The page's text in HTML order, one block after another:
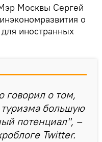
Москвы Сергей
о
иностранных
говорил о том,
туризма большую
потенциал", –
Twitter.